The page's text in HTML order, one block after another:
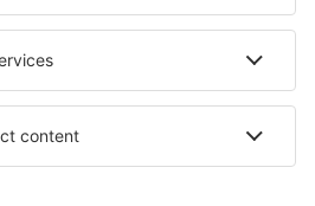
areálu
Hotely na Azurovém pobřeží